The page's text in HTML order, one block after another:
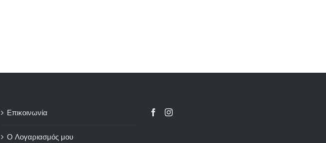
στη
προϊόντος
Επικοινωνία
Ο Λογαριασμός μου